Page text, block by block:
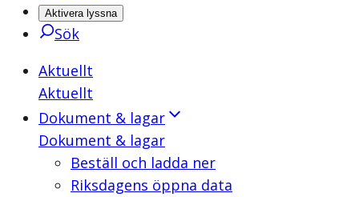
Aktivera lyssna
Sök
Aktuellt
Aktuellt
Dokument & lagar
Dokument & lagar
Beställ och ladda ner
Riksdagens öppna data